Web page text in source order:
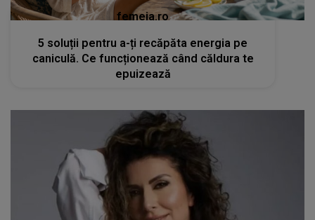
femeia.ro
5 soluții pentru a-ți recăpăta energia pe
caniculă. Ce funcționează când căldura te
epuizează